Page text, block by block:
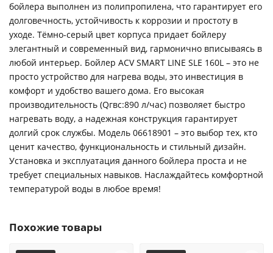
бойлера выполнен из полипропилена, что гарантирует его
долговечность, устойчивость к коррозии и простоту в
уходе. Тёмно-серый цвет корпуса придает бойлеру
элегантный и современный вид, гармонично вписываясь в
любой интерьер. Бойлер ACV SMART LINE SLE 160L – это не
просто устройство для нагрева воды, это инвестиция в
комфорт и удобство вашего дома. Его высокая
производительность (Qгвс:890 л/час) позволяет быстро
нагревать воду, а надежная конструкция гарантирует
долгий срок службы. Модель 06618901 – это выбор тех, кто
ценит качество, функциональность и стильный дизайн.
Установка и эксплуатация данного бойлера проста и не
требует специальных навыков. Наслаждайтесь комфортной
температурой воды в любое время!
Похожие товары